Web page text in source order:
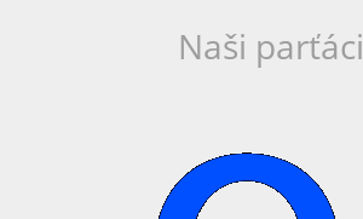
Naši parťáci